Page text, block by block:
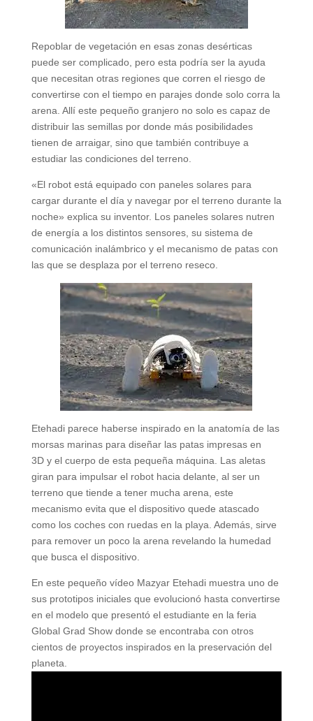
Repoblar de vegetación en esas zonas desérticas
puede ser complicado, pero esta podría ser la ayuda
que necesitan otras regiones que corren el riesgo de
convertirse con el tiempo en parajes donde solo corra la
arena. Allí este pequeño granjero no solo es capaz de
distribuir las semillas por donde más posibilidades
tienen de arraigar, sino que también contribuye a
estudiar las condiciones del terreno.
«El robot está equipado con paneles solares para
cargar durante el día y navegar por el terreno durante la
noche» explica su inventor. Los paneles solares nutren
de energía a los distintos sensores, su sistema de
comunicación inalámbrico y el mecanismo de patas con
las que se desplaza por el terreno reseco.
Etehadi parece haberse inspirado en la anatomía de las
morsas marinas para diseñar las patas impresas en
3D y el cuerpo de esta pequeña máquina. Las aletas
giran para impulsar el robot hacia delante, al ser un
terreno que tiende a tener mucha arena, este
mecanismo evita que el dispositivo quede atascado
como los coches con ruedas en la playa. Además, sirve
para remover un poco la arena revelando la humedad
que busca el dispositivo.
En este pequeño vídeo Mazyar Etehadi muestra uno de
sus prototipos iniciales que evolucionó hasta convertirse
en el modelo que presentó el estudiante en la feria
Global Grad Show donde se encontraba con otros
cientos de proyectos inspirados en la preservación del
planeta.